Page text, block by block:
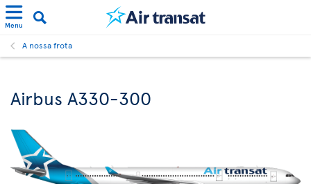
Menu
A nossa frota
Airbus A330-300